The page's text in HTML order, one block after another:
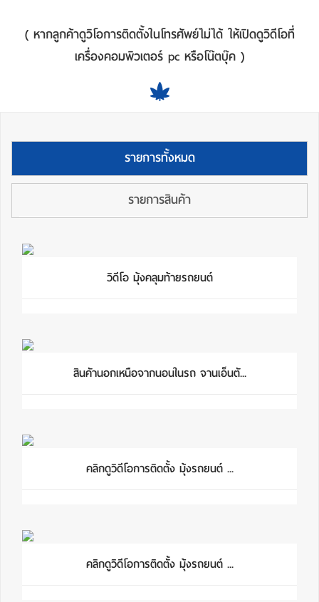
( หากลูกค้าดูวิโอการติดตั้งในโทรศัพย์ไม่ได้ ให้เปิดดูวิดีโอที่
เครื่องคอมพิวเตอร์ pc หรือโน๊ตบุ๊ค )
รายการทั้งหมด
รายการสินค้า
วิดีโอ มุ้งคลุมท้ายรถยนต์
สินคัานอกเหนือจากนอนในรถ จานเอ็นตั...
คลิกดูวิดีโอการติดตั้ง มุ้งรถยนต์ ...
คลิกดูวิดีโอการติดตั้ง มุ้งรถยนต์ ...